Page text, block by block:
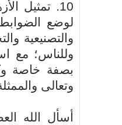
10. تمثيل
لوضع
والتصنيعية
وللناس؛ مع
بصفة خاصة
وتعالى
أسأل الله